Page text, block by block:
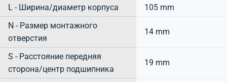
L - Ширина/диаметр корпуса
105 mm
N - Размер монтажного
отверстия
14 mm
S - Расстояние передняя
сторона/центр подшипника
19 mm